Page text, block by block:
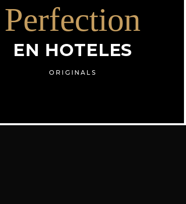
Perfection
EN HOTELES
ORIGINALS